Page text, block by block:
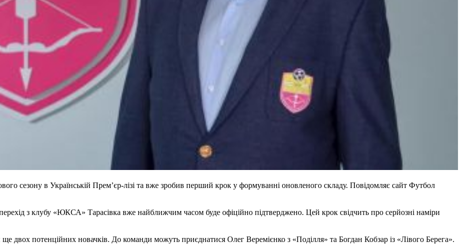
сезону в Українській Прем’єр-лізі та вже зробив перший крок у формуванні оновленого складу. Повідомляє сайт Футбол
з клубу «ЮКСА» Тарасівка вже найближчим часом буде офіційно підтверджено. Цей крок свідчить про серйозні наміри
двох потенційних новачків. До команди можуть приєднатися Олег Веремієнко з «Поділля» та Богдан Кобзар із «Лівого Берега».